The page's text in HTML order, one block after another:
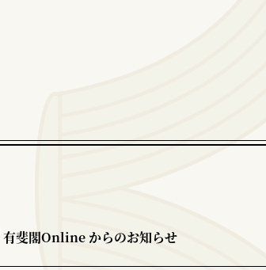
有斐閣Online からのお知らせ